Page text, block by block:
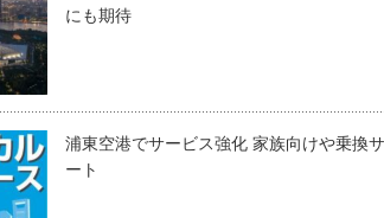
にも期待
浦東空港でサービス強化 家族向けや乗換
ート